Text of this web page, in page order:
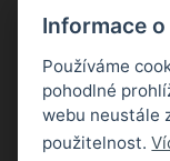
Změna osobních
Historie objednávek
Informace
Používáme
pohodlné
webu neustále
použitelnost.